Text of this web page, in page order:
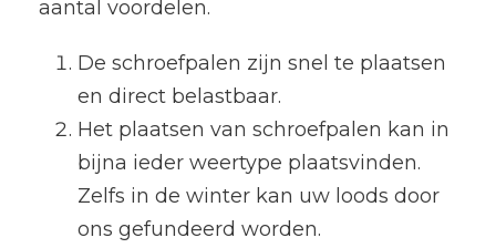
aantal voordelen.
De schroefpalen zijn snel te plaatsen
en direct belastbaar.
Het plaatsen van schroefpalen kan in
bijna ieder weertype plaatsvinden.
Zelfs in de winter kan uw loods door
ons gefundeerd worden.